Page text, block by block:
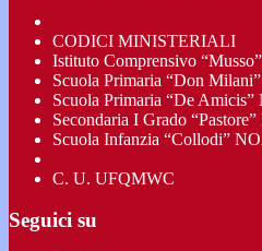
CODICI MINISTERIALI
Istituto Comprensivo
Scuola Primaria “Don
Scuola Primaria “De
Secondaria I Grado
Scuola Infanzia “Collodi”
C. U. UFQMWC
Seguici su